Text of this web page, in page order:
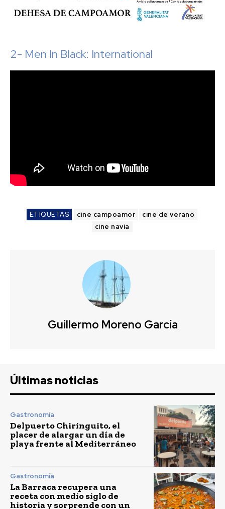
2- Men In Black: International
ETIQUETAS cine campoamor
cine de verano
cine navia
Guillermo Moreno García
Últimas noticias
Gastronomía
Delpuerto Chiringuito, el
placer de alargar un día de
playa frente al Mediterráneo
Gastronomía
La Barraca recupera una
receta con medio siglo de
historia y sorprende con un